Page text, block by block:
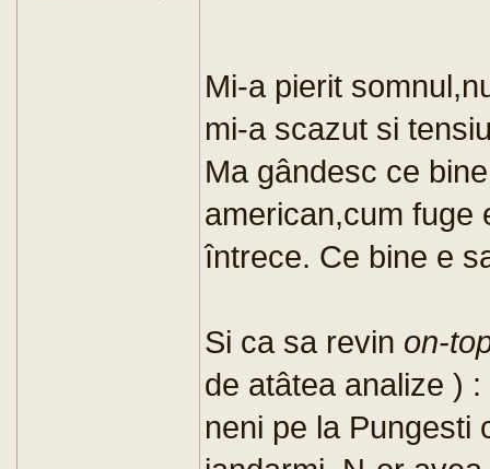
Mi-a pierit
mi-a scazut si
Ma gândesc ce
american,cum fuge
întrece. Ce bine e
Si ca sa revin on-
de atâtea analize )
neni pe la Pungesti